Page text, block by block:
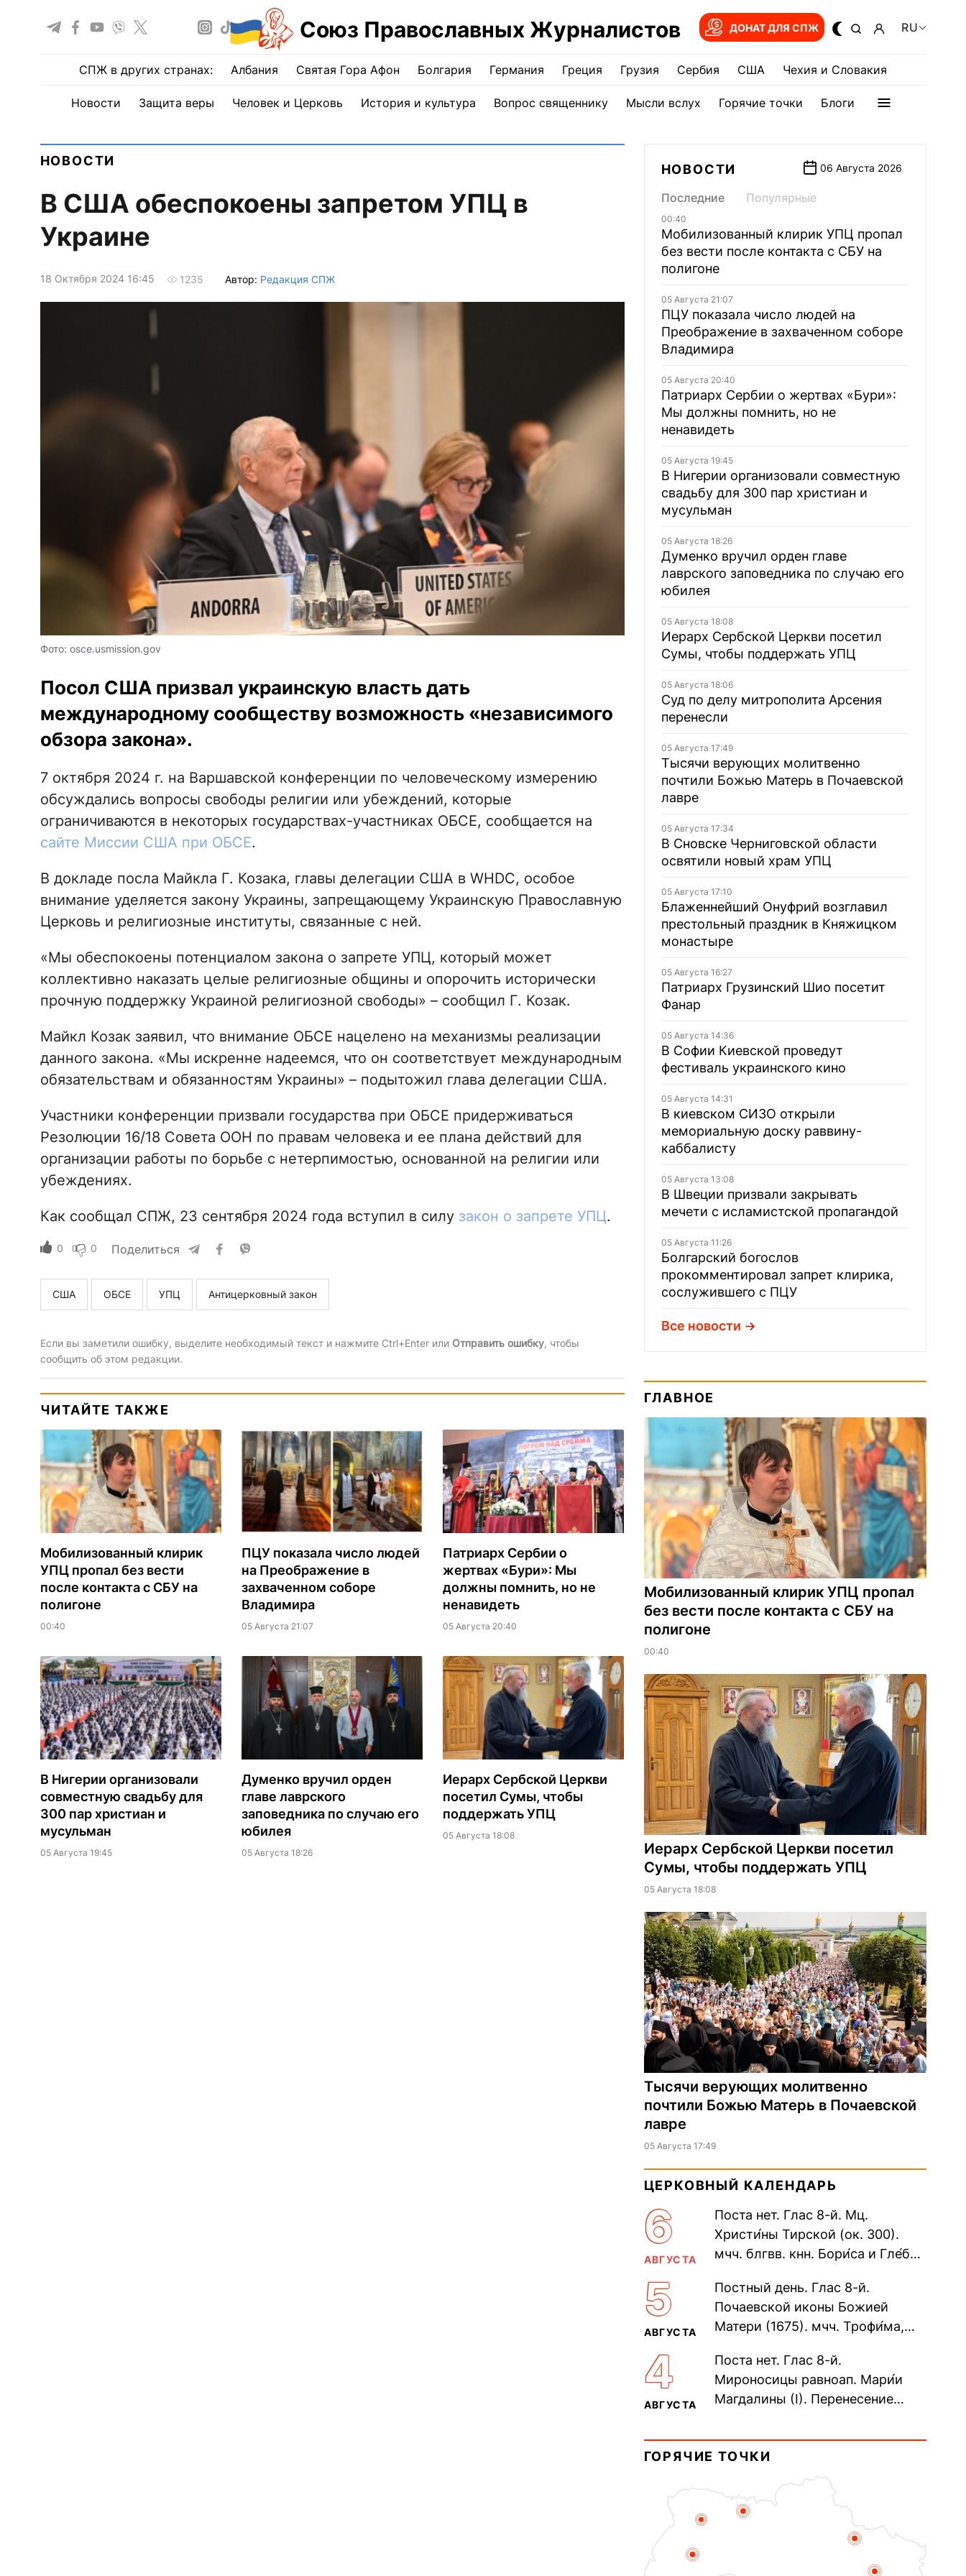
Союз Православных Журналистов ДОНАТ ДЛЯ СПЖ RU
СПЖ в других странах: Албания Святая Гора Афон Болгария Германия Греция Грузия Сербия США Чехия и Словакия
Новости Защита веры Человек и Церковь История и культура Вопрос священнику Мысли вслух Горячие точки Блоги
НОВОСТИ
В США обеспокоены запретом УПЦ в
Украине
18 Октября 2024 16:45 1235 Автор: Редакция СПЖ
Фото: osce.usmission.gov
Посол США призвал украинскую власть дать
международному сообществу возможность «независимого
обзора закона».
7 октября 2024 г. на Варшавской конференции по человеческому измерению
обсуждались вопросы свободы религии или убеждений, которые
ограничиваются в некоторых государствах-участниках ОБСЕ, сообщается на
сайте Миссии США при ОБСЕ.
В докладе посла Майкла Г. Козака, главы делегации США в WHDC, особое
внимание уделяется закону Украины, запрещающему Украинскую Православную
Церковь и религиозные институты, связанные с ней.
«Мы обеспокоены потенциалом закона о запрете УПЦ, который может
коллективно наказать целые религиозные общины и опорочить исторически
прочную поддержку Украиной религиозной свободы» – сообщил Г. Козак.
Майкл Козак заявил, что внимание ОБСЕ нацелено на механизмы реализации
данного закона. «Мы искренне надеемся, что он соответствует международным
обязательствам и обязанностям Украины» – подытожил глава делегации США.
Участники конференции призвали государства при ОБСЕ придерживаться
Резолюции 16/18 Совета ООН по правам человека и ее плана действий для
организации работы по борьбе с нетерпимостью, основанной на религии или
убеждениях.
Как сообщал СПЖ, 23 сентября 2024 года вступил в силу закон о запрете УПЦ.
0 0 Поделиться
США ОБСЕ УПЦ Антицерковный закон
Если вы заметили ошибку, выделите необходимый текст и нажмите Ctrl+Enter или Отправить ошибку, чтобы
сообщить об этом редакции.
ЧИТАЙТЕ ТАКЖЕ
Мобилизованный клирик
УПЦ пропал без вести
после контакта с СБУ на
полигоне
00:40
ПЦУ показала число людей
на Преображение в
захваченном соборе
Владимира
05 Августа 21:07
Патриарх Сербии о
жертвах «Бури»: Мы
должны помнить, но не
ненавидеть
05 Августа 20:40
В Нигерии организовали
совместную свадьбу для
300 пар христиан и
мусульман
05 Августа 19:45
Думенко вручил орден
главе лаврского
заповедника по случаю его
юбилея
05 Августа 18:26
Иерарх Сербской Церкви
посетил Сумы, чтобы
поддержать УПЦ
05 Августа 18:08
НОВОСТИ 06 Августа 2026
Последние Популярные
00:40
Мобилизованный клирик УПЦ пропал
без вести после контакта с СБУ на
полигоне
05 Августа 21:07
ПЦУ показала число людей на
Преображение в захваченном соборе
Владимира
05 Августа 20:40
Патриарх Сербии о жертвах «Бури»:
Мы должны помнить, но не
ненавидеть
05 Августа 19:45
В Нигерии организовали совместную
свадьбу для 300 пар христиан и
мусульман
05 Августа 18:26
Думенко вручил орден главе
лаврского заповедника по случаю его
юбилея
05 Августа 18:08
Иерарх Сербской Церкви посетил
Сумы, чтобы поддержать УПЦ
05 Августа 18:06
Суд по делу митрополита Арсения
перенесли
05 Августа 17:49
Тысячи верующих молитвенно
почтили Божью Матерь в Почаевской
лавре
05 Августа 17:34
В Сновске Черниговской области
освятили новый храм УПЦ
05 Августа 17:10
Блаженнейший Онуфрий возглавил
престольный праздник в Княжицком
монастыре
05 Августа 16:27
Патриарх Грузинский Шио посетит
Фанар
05 Августа 14:36
В Софии Киевской проведут
фестиваль украинского кино
05 Августа 14:31
В киевском СИЗО открыли
мемориальную доску раввину-
каббалисту
05 Августа 13:08
В Швеции призвали закрывать
мечети с исламистской пропагандой
05 Августа 11:26
Болгарский богослов
прокомментировал запрет клирика,
сослужившего с ПЦУ
Все новости
ГЛАВНОЕ
Мобилизованный клирик УПЦ пропал
без вести после контакта с СБУ на
полигоне
00:40
Иерарх Сербской Церкви посетил
Сумы, чтобы поддержать УПЦ
05 Августа 18:08
Тысячи верующих молитвенно
почтили Божью Матерь в Почаевской
лавре
05 Августа 17:49
ЦЕРКОВНЫЙ КАЛЕНДАРЬ
6
АВГУСТА
Поста нет. Глас 8-й. Мц.
Христи́ны Тирской (ок. 300).
мчч. блгвв. кнн. Бори́са и Гле́ба,
Дави́да (1015). Прп....
5
АВГУСТА
Постный день. Глас 8-й.
Почаевской иконы Божией
Матери (1675). мчч. Трофи́ма,
мучеников (284–305). прав.
воина Фео́дора...
4
АВГУСТА
Поста нет. Глас 8-й.
Мироносицы равноап. Мари́и
Магдалины (I). Перенесение
Синопского (403–404). Прп.
Корни́лия...
ГОРЯЧИЕ ТОЧКИ